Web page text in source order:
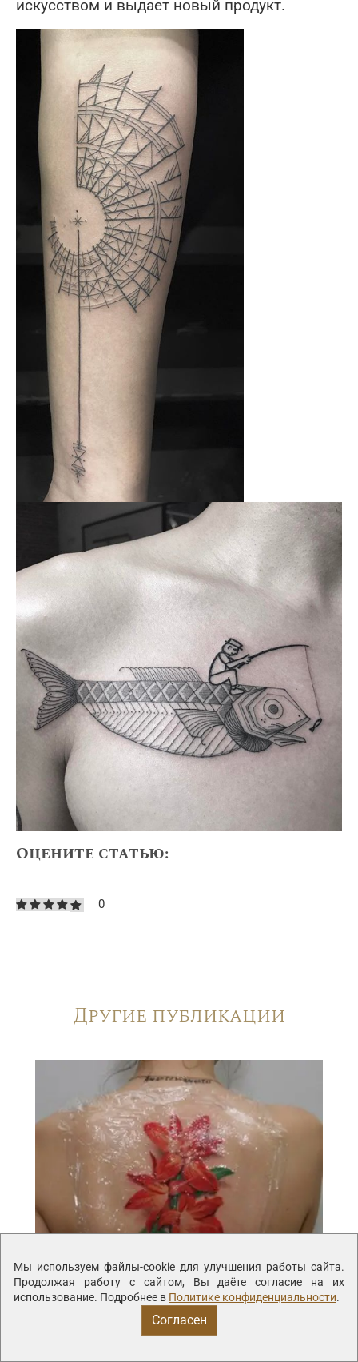
Мы используем файлы-cookie для улучшения работы сайта.
Продолжая работу с сайтом, Вы даёте согласие на их
использование. Подробнее в Политике конфиденциальности.
Согласен
искусством и выдает новый продукт.
Оцените статью:
0
Другие публикации